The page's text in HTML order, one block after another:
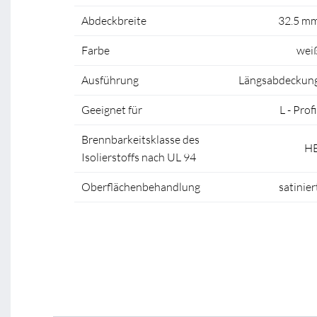
Abdeckbreite 32.5
Farbe
Ausführung
Geeignet für L -
Brennbarkeitsklasse des
Isolierstoffs nach UL 94
Oberflächenbehandlung